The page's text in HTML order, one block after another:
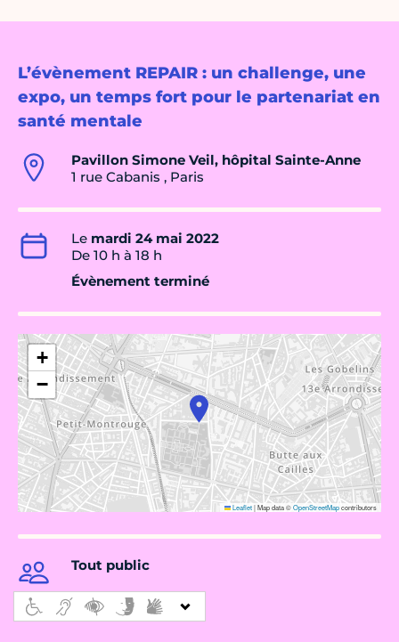
L’évènement REPAIR : un challenge, une
expo, un temps fort pour le partenariat en
santé mentale
Pavillon Simone Veil, hôpital Sainte-Anne
1 rue Cabanis , Paris
Le mardi 24 mai 2022
De 10 h à 18 h
Évènement terminé
+
−
Leaflet|Map data ©OpenStreetMapcontributors
Tout public